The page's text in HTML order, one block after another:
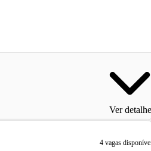
Ver
4 vagas